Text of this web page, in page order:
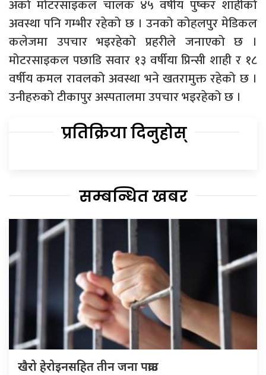
अर्का मोटरसाइकल चालक ४५ वर्षीय पुष्कर शाहीको
अवस्था पनि गम्भीर रहेको छ । उनको कोहलपुर मेडिकल
कलेजमा उपचार भइरहेको प्रहरीले जनाएको छ ।
मोटरसाइकल पछाडि सवार १३ वर्षीया प्रिन्सी शाही र १८
वर्षीय कमल रावलको अवस्था भने खतरामुक्त रहेको छ ।
उनीहरुको टीकापुर अस्पतालमा उपचार भइरहेको छ ।
प्रतिक्रिया दिनुहोस्
सम्बन्धित खबर
खैरो हेरोइनसहित तीन जना पक्राउ